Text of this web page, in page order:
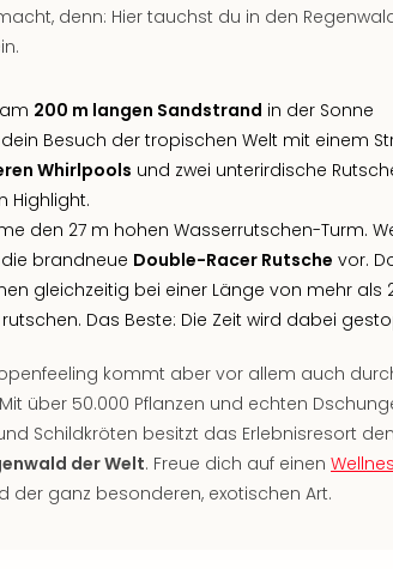
denn: Hier tauchst du in den
200 m langen Sandstrand in der Sonne
Besuch der tropischen Welt mit einem
Whirlpools und zwei unterirdische
Highlight.
den 27 m hohen Wasserrutschen-Turm.
brandneue Double-Racer Rutsche vor.
gleichzeitig bei einer Länge von mehr als
Das Beste: Die Zeit wird dabei
kommt aber vor allem auch
über 50.000 Pflanzen und echten
Schildkröten besitzt das Erlebnisresort
der Welt. Freue dich auf einen
der ganz besonderen, exotischen Art.